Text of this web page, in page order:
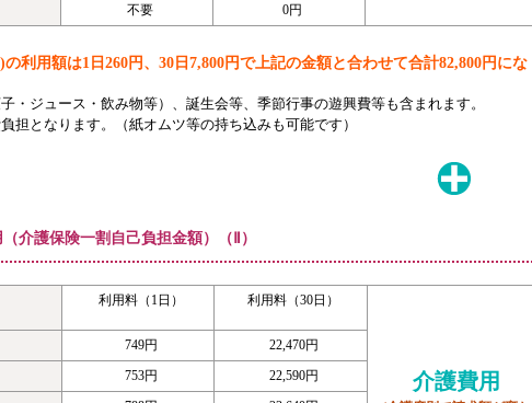
不要 0円
利用額は1日260円、30日7,800円で上記の金額と合わせて合計82,800円にな
・ジュース・飲み物等）、誕生会等、季節行事の遊興費等も含まれます。
担となります。（紙オムツ等の持ち込みも可能です）
介護保険一割自己負担金額）（Ⅱ）
利用料（1日） 利用料（30日）
介護費用
749円
22,470円
753円
22,590円